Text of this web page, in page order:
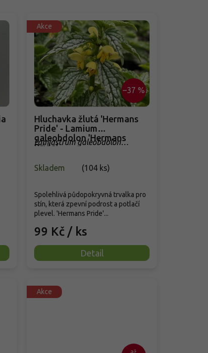
Akce
–37 %
Hluchavka žlutá 'Hermans
Pride' - Lamium
galeobdolon 'Hermans
Pride'
Lamiastrum galeobdolon
Skladem
(104 ks)
99 Kč / ks
Detail
Spolehlivá půdopokryvná trvalka pro
stín, která zpevní podrost a potlačí
plevel. 'Hermans Pride'...
Akce
až